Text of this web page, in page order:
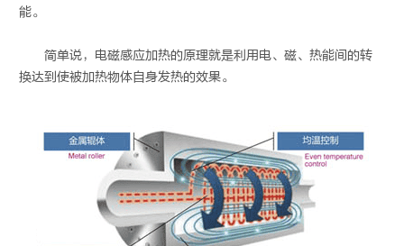
能。
简单说，电磁感应加热的原理就是利用电、磁、热能间的转
换达到使被加热物体自身发热的效果。